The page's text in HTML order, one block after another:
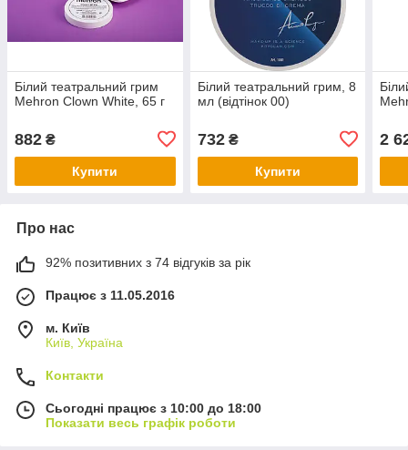
Білий театральний грим
Mehron Clown White, 65 г
882 ₴
Купити
Білий театральний грим, 8
мл (відтінок 00)
732₴
Купити
2
Про нас
92% позитивних з 74 відгуків за рік
Працює з 11.05.2016
м. Київ
Київ, Україна
Контакти
Сьогодні працює з 10:00 до 18:00
Показати весь графік роботи